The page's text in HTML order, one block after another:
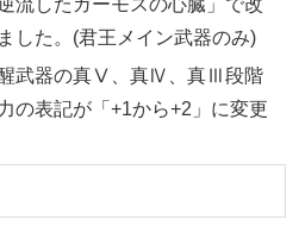
流したガーモスの心臓」で改
した。(君王メイン武器のみ)
武器の真Ⅴ、真Ⅳ、真Ⅲ段階
の表記が「+1から+2」に変更